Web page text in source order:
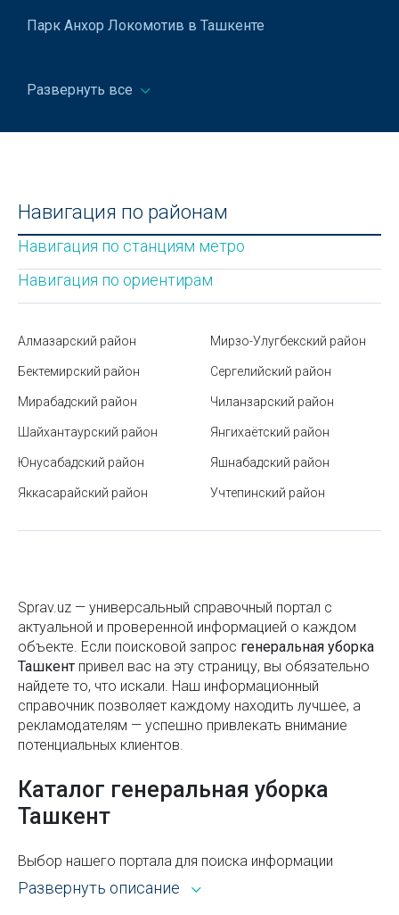
Парк Анхор Локомотив в Ташкенте
Время Хайит намаза в Ташкенте и других регионах
Юнусабадский район
Что такое язык HTML?
Монумент Дружбы Народов в Ташкенте (Памятник
Как спасаться от жары, если нет кондиционера
Где купить российскую сим карту в Узбекистане?
Как научиться быстро запоминать информацию
Стоимость контрактного обучения в ВУЗах
Узбекистана
Сайты в Узбекистане
Как сочетать цвета в одежде: полное руководство
Правила пользования лифтом: безопасность,
этикет и комфорт
Что такое водяной знак (вотермарка) и зачем он
нужен
Что взять с собой поездку: составляем список
вещей для путешествия
Станция метро Тинчлик
Ташкентский музей железнодорожной техники
Общественный транспорт в Ташкенте
Как получить образовательный кредит в
Развернуть все
Навигация по районам
Навигация по станциям метро
Навигация по ориентирам
Алмазарский район
Бектемирский район
Мирабадский район
Мирзо-Улугбекский район
Сергелийский район
Чиланзарский район
Шайхантаурский район
Юнусабадский район
Яккасарайский район
Янгихаётский район
Яшнабадский район
Учтепинский район
Sprav.uz — универсальный справочный портал с
актуальной и проверенной информацией о каждом
объекте. Если поисковой запроc генеральная уборка
Ташкент привел вас на эту страницу, вы обязательно
найдете то, что искали. Наш информационный
справочник позволяет каждому находить лучшее, а
рекламодателям — успешно привлекать внимание
потенциальных клиентов.
Каталог генеральная уборка
Ташкент
Выбор нашего портала для поиска информации
открывает широкие возможности. Каталог Sprav для
пользователей и рекламодателей — это:
Развернуть описание